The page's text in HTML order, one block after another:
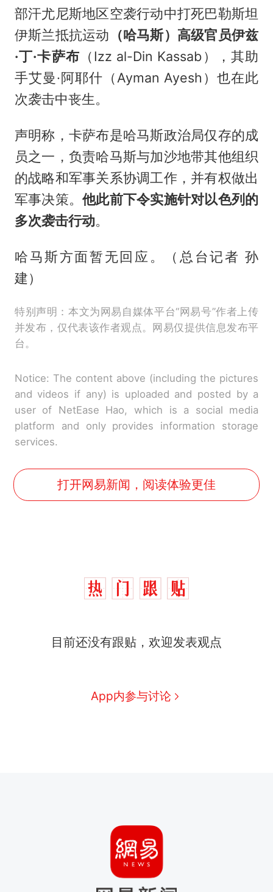
部汗尤尼斯地区空袭行动中打死巴勒斯坦
伊斯兰抵抗运动 （哈马斯）高级官员伊兹
·丁·卡萨布 （Izz al-Din Kassab），其助
手艾曼·阿耶什（Ayman Ayesh）也在此
次袭击中丧生。
声明称，卡萨布是哈马斯政治局仅存的成
员之一，负责哈马斯与加沙地带其他组织
的战略和军事关系协调工作，并有权做出
军事决策。他此前下令实施针对以色列的
多次袭击行动。
哈马斯方面暂无回应。（总台记者 孙
建）
特别声明：本文为网易自媒体平台“网易号”作者上传
并发布，仅代表该作者观点。网易仅提供信息发布平
台。
Notice: The content above (including the pictures
and videos if any) is uploaded and posted by a
user of NetEase Hao, which is a social media
platform and only provides information storage
services.
打开网易新闻，阅读体验更佳
目前还没有跟贴，欢迎发表观点
App内参与讨论